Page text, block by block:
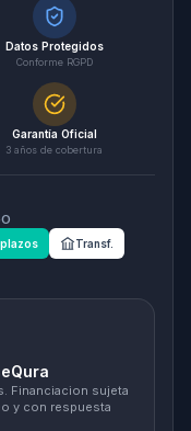
Datos Protegidos
Conforme RGPD
Garantía Oficial
3 años de cobertura
Transf.
Financiacion sujeta
y con respuesta